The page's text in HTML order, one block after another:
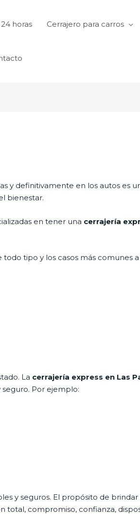
horas Cerrajero para carros
y definitivamente en los autos es
bienestar.
en tener una cerrajería
tipo y los casos más comunes
La cerrajería express en Las
Por ejemplo:
y seguros. El propósito de
total, compromiso, confianza,